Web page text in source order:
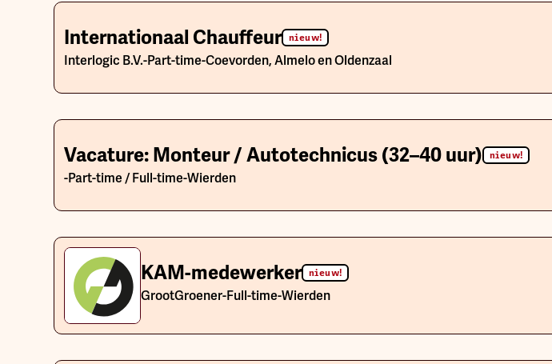
Filter One
Functietype
Internationaal Chauffeur nieuw!
Interlogic B.V.-Part-time-Coevorden, Almelo en Oldenzaal
Vacature: Monteur / Autotechnicus (32–40 uur) nieuw!
-Part-time / Full-time-Wierden
KAM-medewerker nieuw!
GrootGroener-Full-time-Wierden